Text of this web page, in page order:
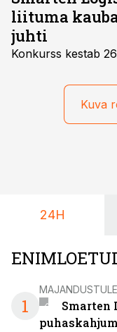
liituma
juhti
Konkurss kestab
Kuva
24H
1
Smarten